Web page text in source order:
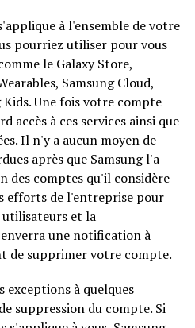
à l'ensemble de votre
pourriez utiliser pour vous
le Galaxy Store,
Samsung Cloud,
Une fois votre compte
accès à ces services ainsi que
Il n'y a aucun moyen de
après que Samsung l'a
des comptes qu'il considère
efforts de l'entreprise pour
utilisateurs et la
une notification à
de supprimer votre compte.
exceptions à quelques
suppression du compte. Si